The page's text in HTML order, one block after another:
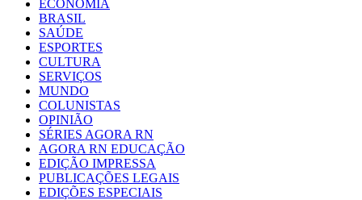
ECONOMIA
BRASIL
SAÚDE
ESPORTES
CULTURA
SERVIÇOS
MUNDO
COLUNISTAS
OPINIÃO
SÉRIES AGORA RN
AGORA RN EDUCAÇÃO
EDIÇÃO IMPRESSA
PUBLICAÇÕES LEGAIS
EDIÇÕES ESPECIAIS